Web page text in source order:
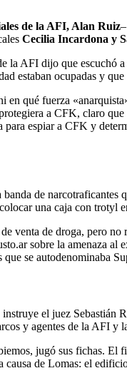
de la AFI, Alan Ruiz
Cecilia Incardona y
la AFI dijo que
estaban ocupadas y
en qué fuerza
a CFK, claro
espiar a CFK y
de
una caja con
venta de droga, pero
sobre la amenaza
se autodenominaba
el juez Sebastián
y agentes de la AFI y
jugó sus fichas.
de Lomas: el